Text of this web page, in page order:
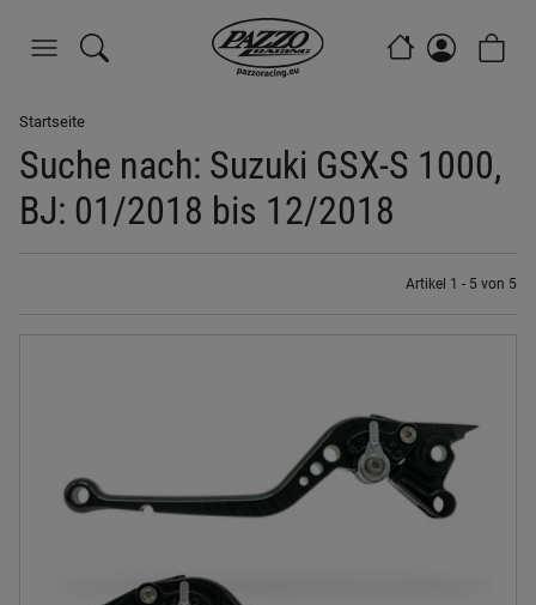
Startseite
Suche nach: Suzuki GSX-S 1000,
BJ: 01/2018 bis 12/2018
Artikel 1 - 5 von 5